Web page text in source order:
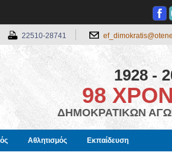
22510-28741
1928 -
98
ΔΗΜΟΚΡΑΤΙΚΩΝ
Αθλητισμός Εκπαίδευση